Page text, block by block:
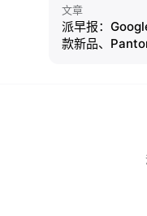
文章
派早报：
款新品、